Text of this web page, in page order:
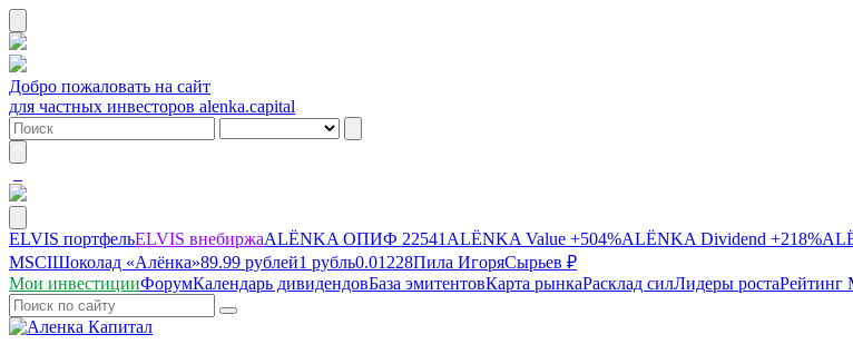
Добро пожаловать на сайт
для частных инвесторов alenka.capital
ELVIS портфельELVIS внебиржаALЁNKA ОПИФ 22541 ALЁNKA Value +504%ALЁNKA Dividend +218%
MSCIШоколад «Алёнка»89.99 рублей1 рубль0.01228Пила ИгоряСырьев ₽
Мои инвестицииФорумКалендарь дивидендовБаза эмитентовКарта рынкаРасклад силЛидеры ростаРейтинг